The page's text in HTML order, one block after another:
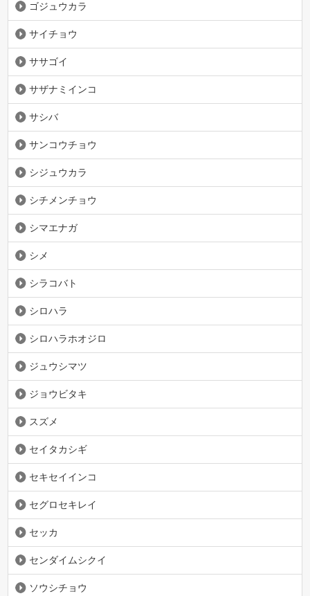
ゴジュウカラ
サイチョウ
ササゴイ
サザナミインコ
サシバ
サンコウチョウ
シジュウカラ
シチメンチョウ
シマエナガ
シメ
シラコバト
シロハラ
シロハラホオジロ
ジュウシマツ
ジョウビタキ
スズメ
セイタカシギ
セキセイインコ
セグロセキレイ
セッカ
センダイムシクイ
ソウシチョウ